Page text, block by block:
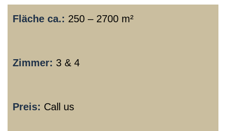
Fläche ca.: 250 – 2700 m²
Zimmer: 3 & 4
Preis: Call us